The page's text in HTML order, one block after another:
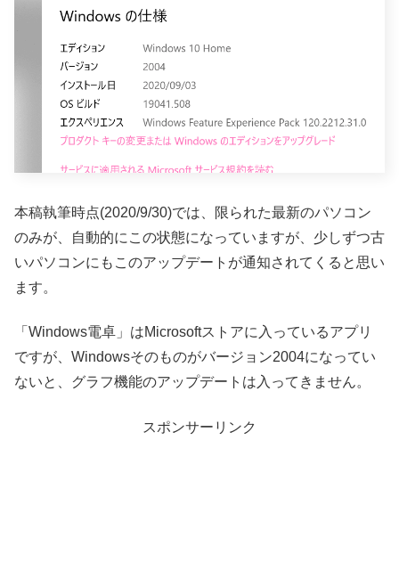
本稿執筆時点(2020/9/30)では、限られた最新のパソコン
のみが、自動的にこの状態になっていますが、少しずつ古
いパソコンにもこのアップデートが通知されてくると思い
ます。
「Windows電卓」はMicrosoftストアに入っているアプリ
ですが、Windowsそのものがバージョン2004になってい
ないと、グラフ機能のアップデートは入ってきません。
スポンサーリンク